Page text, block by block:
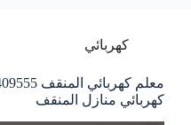
كهربائي
كهربائي منازل المنقف